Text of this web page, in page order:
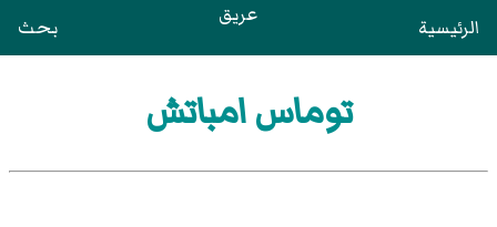
الرئيسية عريق بحث
توماس امباتش